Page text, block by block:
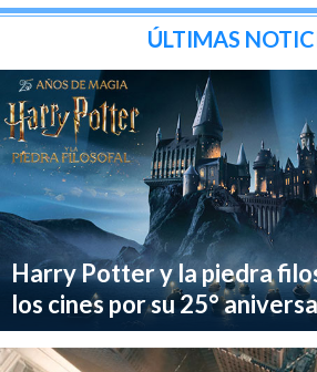
ÚLTIMAS
Harry Potter y la piedra
los cines por su 25°